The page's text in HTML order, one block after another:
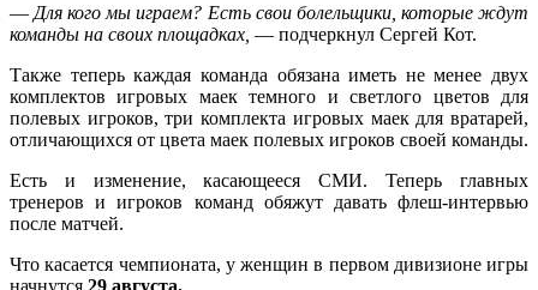
— Для кого мы играем? Есть свои болельщики, которые ждут
команды на своих площадках, — подчеркнул Сергей Кот.
Также теперь каждая команда обязана иметь не менее двух
комплектов игровых маек темного и светлого цветов для
полевых игроков, три комплекта игровых маек для вратарей,
отличающихся от цвета маек полевых игроков своей команды.
Есть и изменение, касающееся СМИ. Теперь главных
тренеров и игроков команд обяжут давать флеш-интервью
после матчей.
Что касается чемпионата, у женщин в первом дивизионе игры
начнутся 29 августа.